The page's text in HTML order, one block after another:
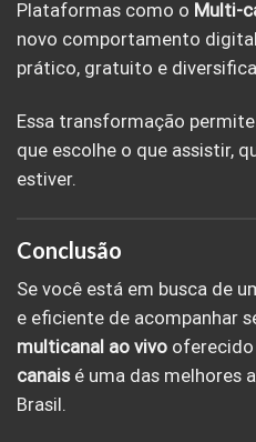
Plataformas como o Multi-
novo comportamento
prático, gratuito e
Essa transformação
que escolhe o que assistir,
estiver.
Conclusão
Se você está em busca de
e eficiente de acompanhar
multicanal ao vivo
canaisé uma das melhores
Brasil.